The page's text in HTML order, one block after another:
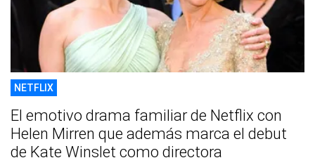
NETFLIX
El emotivo drama familiar de Netflix con
Helen Mirren que además marca el debut
de Kate Winslet como directora